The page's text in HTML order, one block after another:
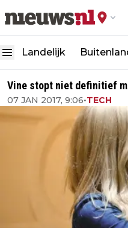
Landelijk
Vine stopt niet definitief
07 JAN 2017, 9:06•TECH